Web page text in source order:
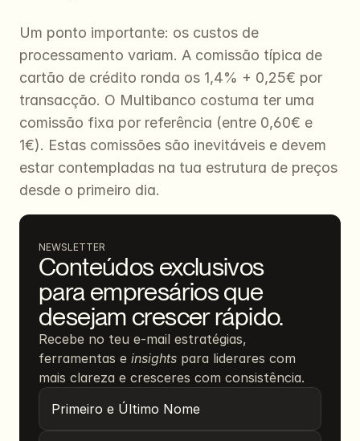
Um ponto importante: os custos de
processamento variam. A comissão típica de
cartão de crédito ronda os 1,4% + 0,25€ por
transacção. O Multibanco costuma ter uma
comissão fixa por referência (entre 0,60€ e
1€). Estas comissões são inevitáveis e devem
estar contempladas na tua estrutura de preços
desde o primeiro dia.
NEWSLETTER
Conteúdos exclusivos
para empresários que
desejam crescer rápido.
Recebe no teu e-mail estratégias,
ferramentas e insights para liderares com
mais clareza e cresceres com consistência.